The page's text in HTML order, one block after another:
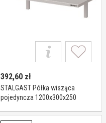
392,60 zł
STALGAST Półka wisząca
pojedyncza 1200x300x250